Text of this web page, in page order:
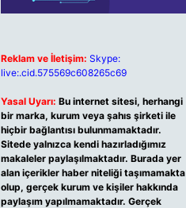
Reklam ve İletişim: Skype:
live:.cid.575569c608265c69
Yasal Uyarı: Bu internet sitesi, herhangi
bir marka, kurum veya şahıs şirketi ile
hiçbir bağlantısı bulunmamaktadır.
Sitede yalnızca kendi hazırladığımız
makaleler paylaşılmaktadır. Burada yer
alan içerikler haber niteliği taşımamakta
olup, gerçek kurum ve kişiler hakkında
paylaşım yapılmamaktadır. Gerçek